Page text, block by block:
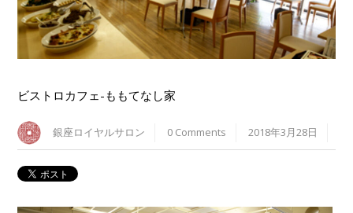
ビストロカフェ-ももてなし家
銀座ロイヤルサロン 0 Comments 2018年3月28日